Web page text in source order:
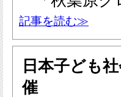
記事を読む≫
日本子ども
催